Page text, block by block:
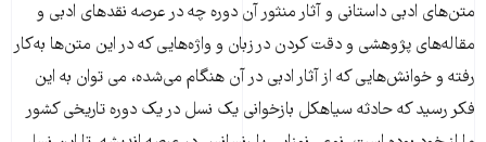
متن‌های ادبی داستانی و آثار منثور آن دوره چه در عرصه نقدهای ادبی و
مقاله‌های پژوهشی و دقت کردن در زبان و واژه‌هایی که در این متن‌ها به‌کار
رفته و خوانش‌هایی که از آثار ادبی در آن هنگام می‌شده، می توان به این
فکر رسید که حادثه سیاهکل بازخوانی یک نسل در یک دوره تاریخی کشور